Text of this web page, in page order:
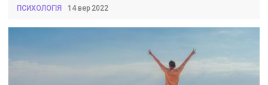
ПСИХОЛОГІЯ 14 вер 2022